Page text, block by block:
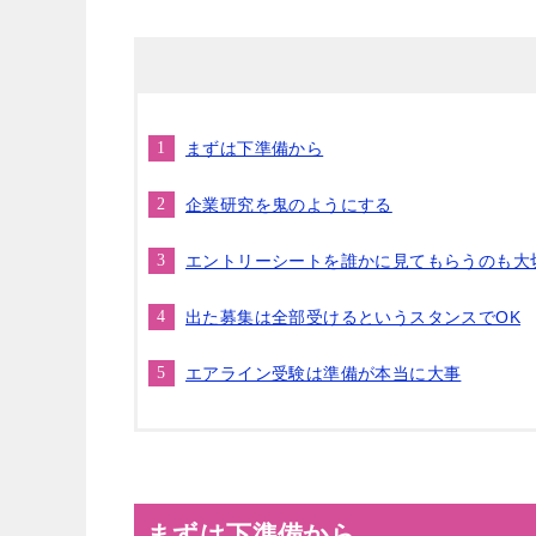
まずは下準備から
企業研究を鬼のようにする
エントリーシートを誰かに見てもらうのも大
出た募集は全部受けるというスタンスでOK
エアライン受験は準備が本当に大事